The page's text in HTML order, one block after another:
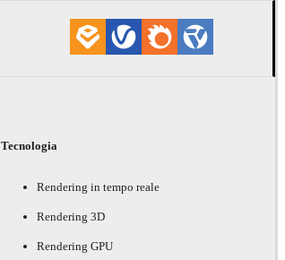
Tecnologia
Rendering in tempo reale
Rendering 3D
Rendering GPU